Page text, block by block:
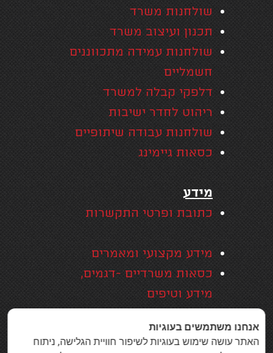
שולחנות משרד
תכנון ועיצוב משרד
שולחנות עמידה מתכווננים
חשמליים
דלפקי קבלה למשרד
ריהוט לחדר ישיבות
שולחנות עבודה שיתופיים
כסאות גיימינג
מידע
כתובת ופרטי התקשרות
מידע מקצועי ומאמרים
כסאות משרדיים -דגמים,
מידע וטיפים
האחריות המקיפה של סמייל
אנחנו משתמשים בעוגיות
האתר עושה שימוש בעוגיות לשיפור חוויית הגלישה, ניתוח